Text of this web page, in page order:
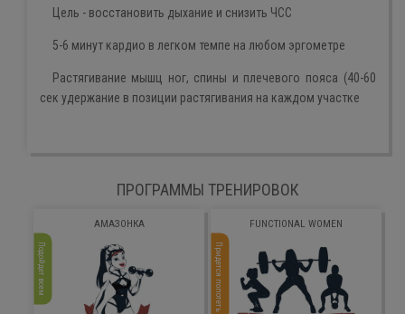
Цель - восстановить дыхание и снизить ЧСС
5-6 минут кардио в легком темпе на любом эргометре
Растягивание мышц ног, спины и плечевого пояса (40-60
сек удержание в позиции растягивания на каждом участке
ПРОГРАММЫ ТРЕНИРОВОК
АМАЗОНКА
Подойдет всем
FUNCTIONAL WOMEN
Придется попотеть